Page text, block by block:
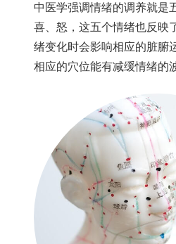
中医学强调情绪的调养就是
喜、怒，这五个情绪也反映
绪变化时会影响相应的脏腑
相应的穴位能有减缓情绪的